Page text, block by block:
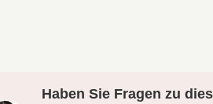
Haben Sie Fragen zu